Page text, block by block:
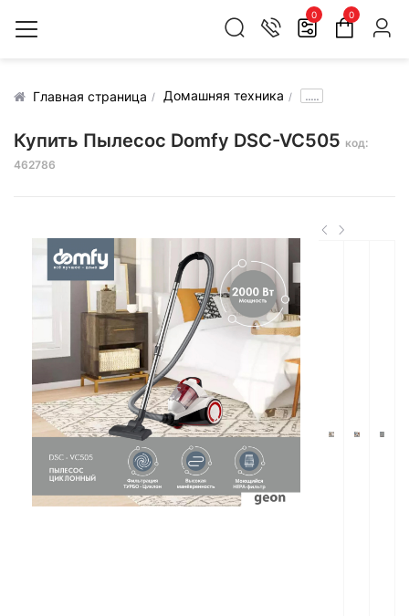
0 0
Главная страница Домашняя техника .....
Купить Пылесос Domfy DSC-VC505 код:
462786